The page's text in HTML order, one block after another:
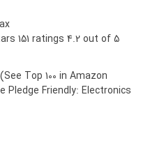
151 ratings 4.2 out of 5
Top 100 in Amazon
Pledge Friendly: Electronics